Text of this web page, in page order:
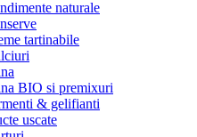
naturale
tartinabile
BIO si premixuri
& gelifianti
uscate